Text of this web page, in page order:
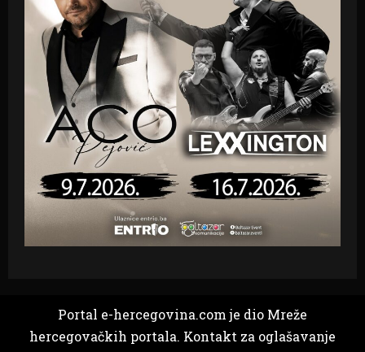
Portal e-hercegovina.com je dio Mreže
hercegovačkih portala. Kontakt za oglašavanje